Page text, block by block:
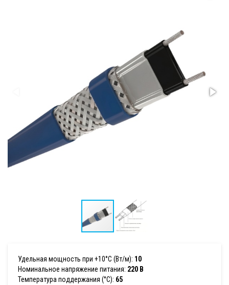
Удельная мощность при +10°С (Вт/м): 10
Номинальное напряжение питания: 220 В
Температура поддержания (°С): 65